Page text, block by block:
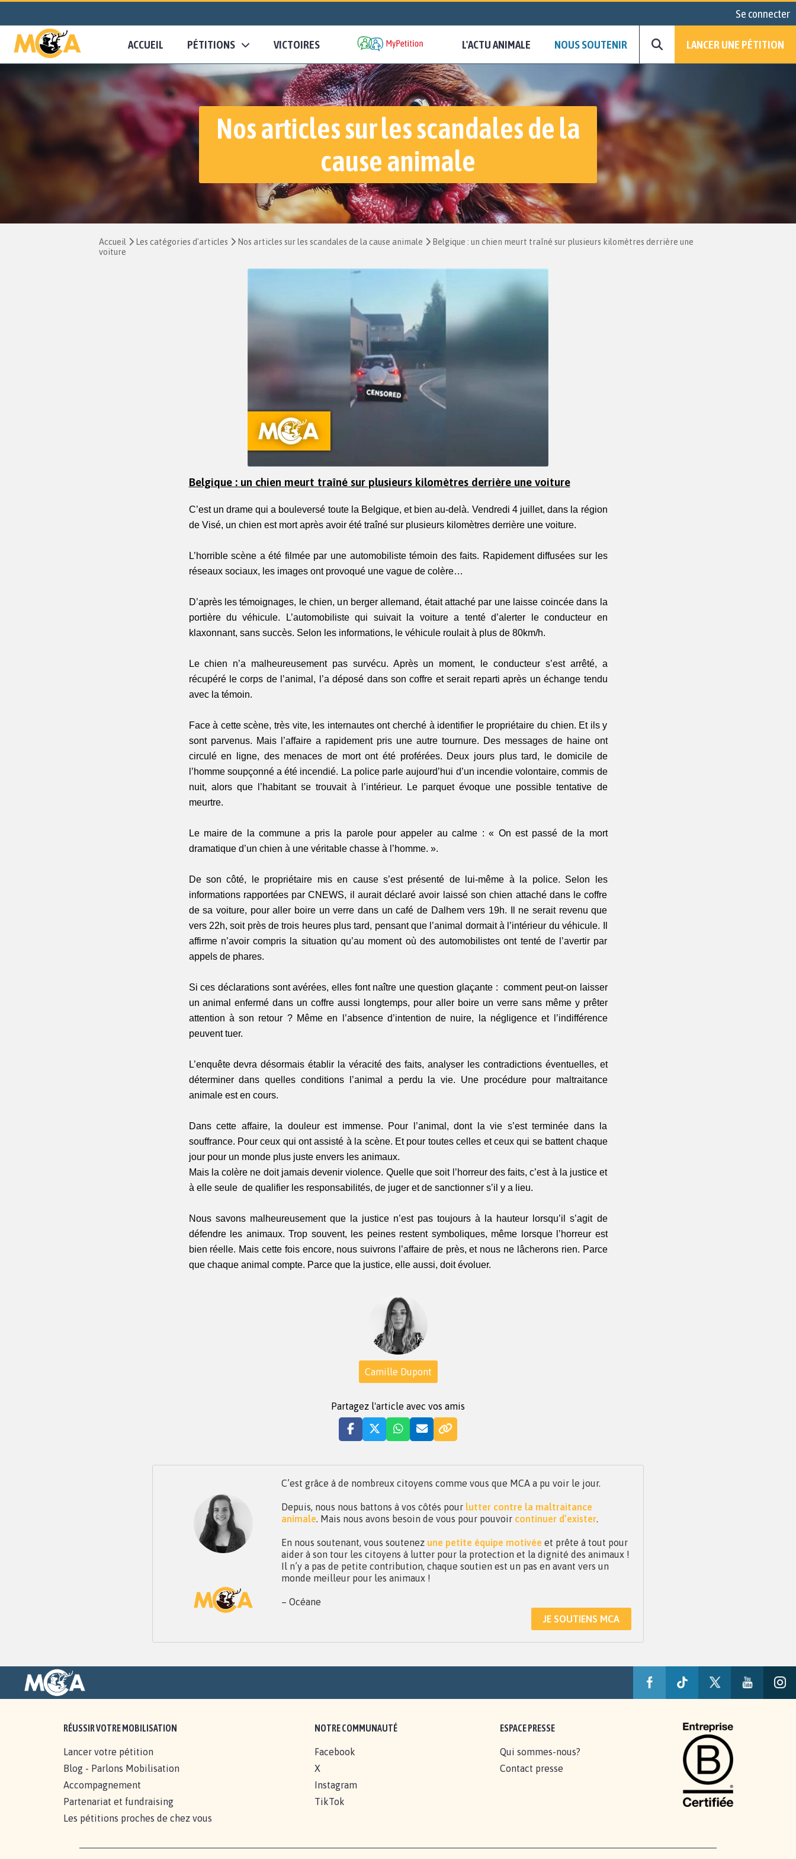
Se connecter
ACCUEIL PÉTITIONS VICTOIRES L'ACTU ANIMALE NOUS SOUTENIR LANCER UNE PÉTITION
Nos articles sur les scandales de la
cause animale
Accueil Les catégories d'articles Nos articles sur les scandales de la cause animale
Belgique : un chien meurt traîné sur plusieurs kilomètres derrière une
voiture
Belgique : un chien meurt traîné sur plusieurs kilomètres derrière une voiture
C’est un drame qui a bouleversé toute la Belgique, et bien au-delà. Vendredi 4 juillet, dans la région
de Visé, un chien est mort après avoir été traîné sur plusieurs kilomètres derrière une voiture.
L’horrible scène a été filmée par une automobiliste témoin des faits. Rapidement diffusées sur les
réseaux sociaux, les images ont provoqué une vague de colère…
D’après les témoignages, le chien, un berger allemand, était attaché par une laisse coincée dans la
portière du véhicule. L’automobiliste qui suivait la voiture a tenté d’alerter le conducteur en
klaxonnant, sans succès. Selon les informations, le véhicule roulait à plus de 80km/h.
Le chien n’a malheureusement pas survécu. Après un moment, le conducteur s’est arrêté, a
récupéré le corps de l’animal, l’a déposé dans son coffre et serait reparti après un échange tendu
avec la témoin.
Face à cette scène, très vite, les internautes ont cherché à identifier le propriétaire du chien. Et ils y
sont parvenus. Mais l’affaire a rapidement pris une autre tournure. Des messages de haine ont
circulé en ligne, des menaces de mort ont été proférées. Deux jours plus tard, le domicile de
l’homme soupçonné a été incendié. La police parle aujourd’hui d’un incendie volontaire, commis de
nuit, alors que l’habitant se trouvait à l’intérieur. Le parquet évoque une possible tentative de
meurtre.
Le maire de la commune a pris la parole pour appeler au calme : « On est passé de la mort
dramatique d’un chien à une véritable chasse à l’homme. ».
De son côté, le propriétaire mis en cause s’est présenté de lui-même à la police. Selon les
informations rapportées par CNEWS, il aurait déclaré avoir laissé son chien attaché dans le coffre
de sa voiture, pour aller boire un verre dans un café de Dalhem vers 19h. Il ne serait revenu que
vers 22h, soit près de trois heures plus tard, pensant que l’animal dormait à l’intérieur du véhicule. Il
affirme n’avoir compris la situation qu’au moment où des automobilistes ont tenté de l’avertir par
appels de phares.
Si ces déclarations sont avérées, elles font naître une question glaçante :  comment peut-on laisser
un animal enfermé dans un coffre aussi longtemps, pour aller boire un verre sans même y prêter
attention à son retour ? Même en l’absence d’intention de nuire, la négligence et l’indifférence
peuvent tuer.
L’enquête devra désormais établir la véracité des faits, analyser les contradictions éventuelles, et
déterminer dans quelles conditions l’animal a perdu la vie. Une procédure pour maltraitance
animale est en cours.
Dans cette affaire, la douleur est immense. Pour l’animal, dont la vie s’est terminée dans la
souffrance. Pour ceux qui ont assisté à la scène. Et pour toutes celles et ceux qui se battent chaque
jour pour un monde plus juste envers les animaux.
Mais la colère ne doit jamais devenir violence. Quelle que soit l’horreur des faits, c’est à la justice et
à elle seule  de qualifier les responsabilités, de juger et de sanctionner s’il y a lieu.
Nous savons malheureusement que la justice n’est pas toujours à la hauteur lorsqu’il s’agit de
défendre les animaux. Trop souvent, les peines restent symboliques, même lorsque l’horreur est
bien réelle. Mais cette fois encore, nous suivrons l’affaire de près, et nous ne lâcherons rien. Parce
que chaque animal compte. Parce que la justice, elle aussi, doit évoluer.
Camille Dupont
Partagez l'article avec vos amis
C’est grâce à de nombreux citoyens comme vous que MCA a pu voir le jour.
Depuis, nous nous battons à vos côtés pour lutter contre la maltraitance
animale. Mais nous avons besoin de vous pour pouvoir continuer d’exister.
En nous soutenant, vous soutenez une petite équipe motivée et prête à tout pour
aider à son tour les citoyens à lutter pour la protection et la dignité des animaux !
Il n’y a pas de petite contribution, chaque soutien est un pas en avant vers un
monde meilleur pour les animaux !
– Océane
JE SOUTIENS MCA
RÉUSSIR VOTRE MOBILISATION
Lancer votre pétition
Blog - Parlons Mobilisation
Accompagnement
Partenariat et fundraising
Les pétitions proches de chez vous
NOTRE COMMUNAUTÉ
Facebook
X
Instagram
TikTok
ESPACE PRESSE
Qui sommes-nous?
Contact presse